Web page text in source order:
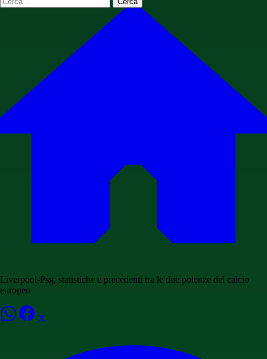
Liverpool-Psg, statistiche e precedenti tra le due potenze del calcio
europeo